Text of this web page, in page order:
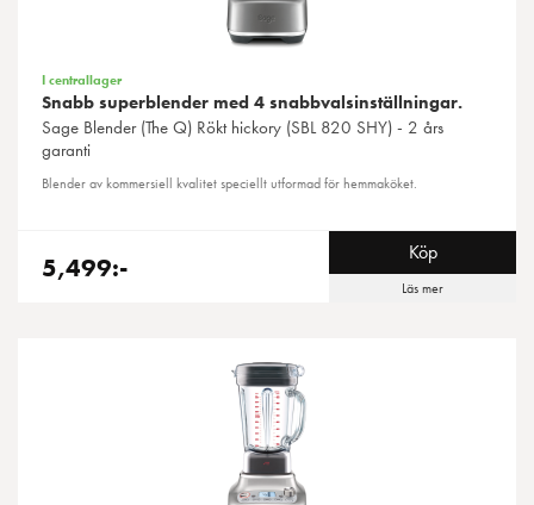
I centrallager
Snabb superblender med 4 snabbvalsinställningar.
Sage Blender (The Q) Rökt hickory (SBL 820 SHY) - 2 års
garanti
Blender av kommersiell kvalitet speciellt utformad för hemmaköket.
5,499:- Köp
Läs mer